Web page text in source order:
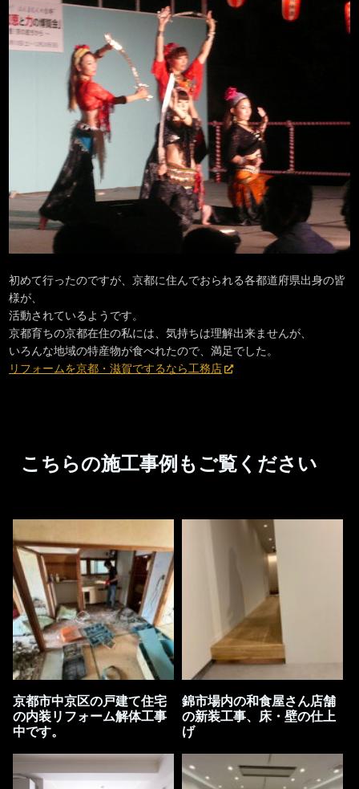
初めて行ったのですが、京都に住んでおられる各都道府県出身の皆
様が、
活動されているようです。
京都育ちの京都在住の私には、気持ちは理解出来ませんが、
いろんな地域の特産物が食べれたので、満足でした。
リフォームを京都・滋賀でするなら工務店
こちらの施工事例もご覧ください
京都市中京区の戸建て住宅
の内装リフォーム解体工事
中です。
錦市場内の和食屋さん店舗
の新装工事、床・壁の仕上
げ